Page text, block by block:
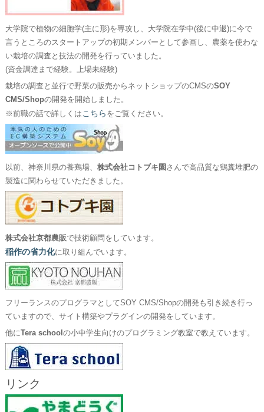
大学院で植物の細胞学(主に形)を専攻し、大学院在学中(後に中退)に今で
言うところのスタートアップの初期メンバーとして参画し、農薬を使わな
い栽培の調査と技法の開発を行っていました。
(資金調達まで経験。上場未経験)
栽培の調査と並行で野菜の販売からネットショップのCMSのSOY
CMS/Shopの開発を開始しました。
※前職の話で詳しくはこちら をご覧ください。
以前、神奈川県の養鶏場、 株式会社コトブキ園 さんで高品質な鶏糞堆肥の
製造に関わらせていただきました。
株式会社京都農販で技術顧問をしています。
稲作の省力化に取り組んでいます。
フリーランスのプログラマとしてSOY CMS/Shopの開発も引き続き行っ
ていますので、サイト構築やプラグインの開発をしています。
他にTera school の小中学生向けのプログラミング教室で教えています。
リンク